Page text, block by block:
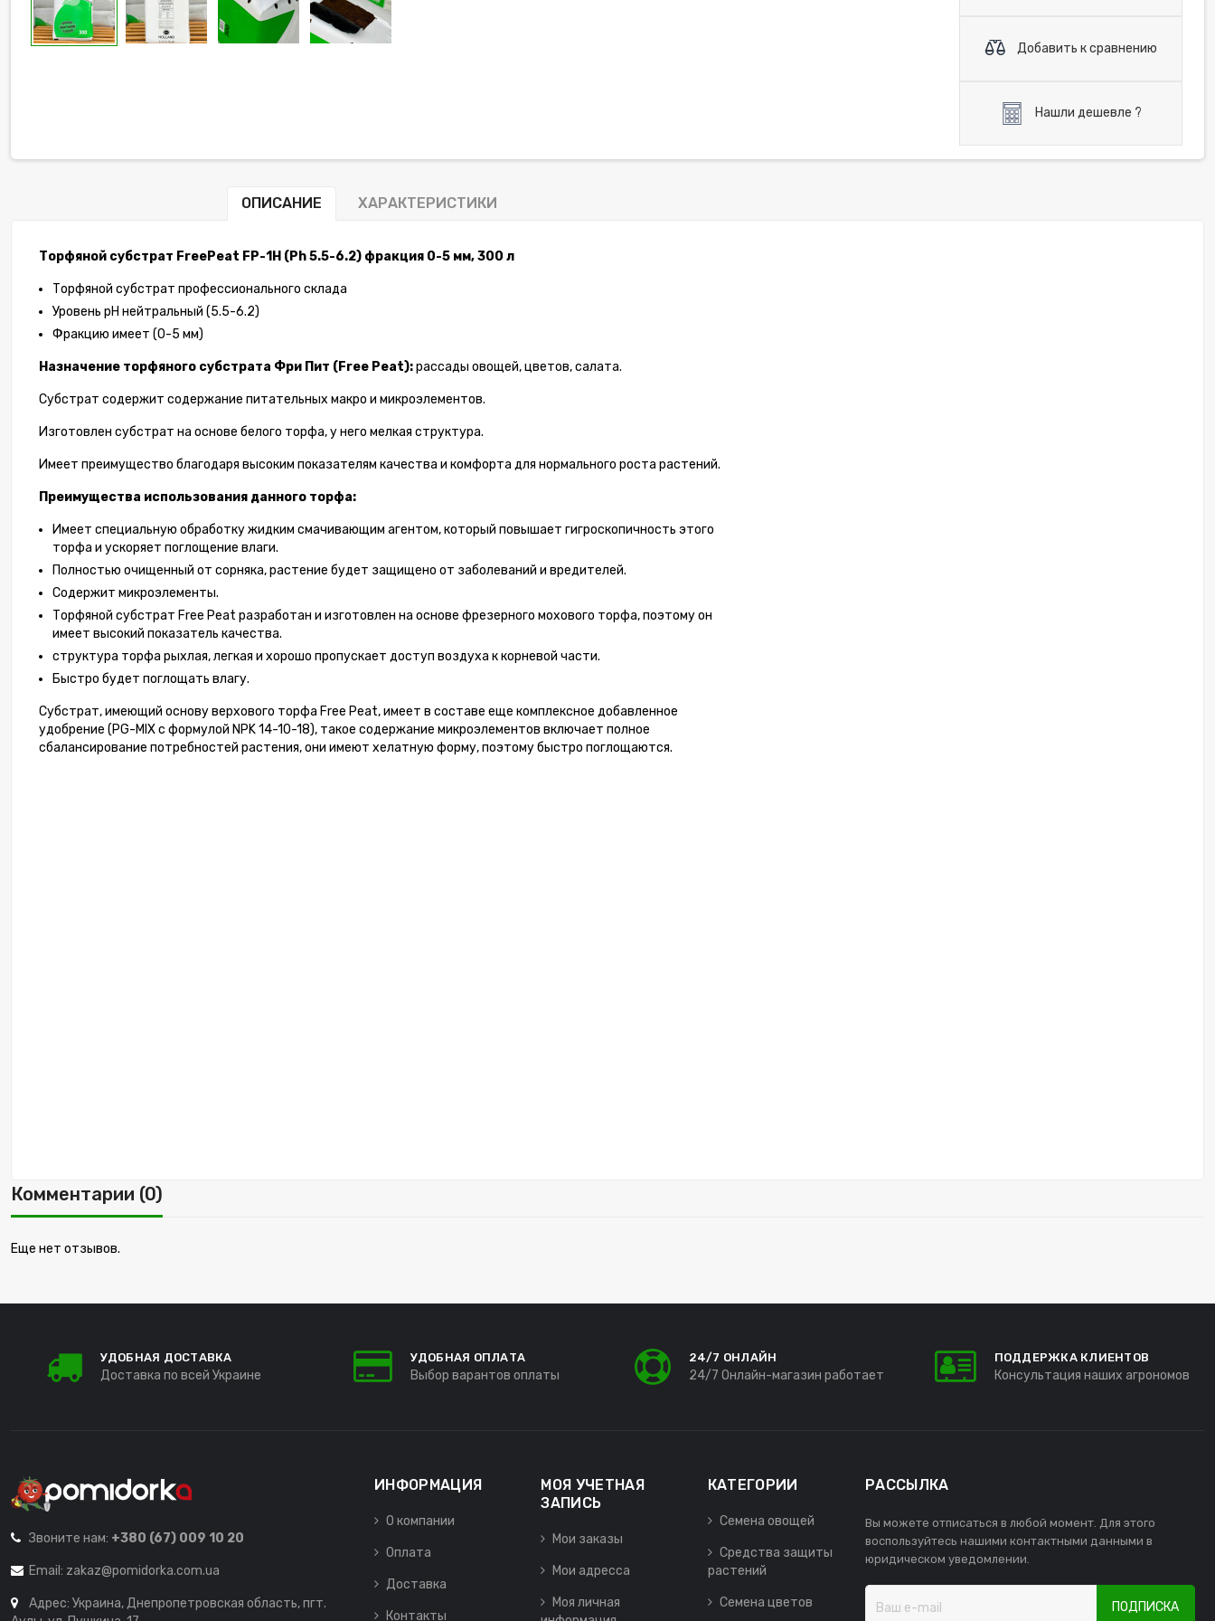
Добавить к сравнению
Нашли дешевле ?
ОПИСАНИЕ ХАРАКТЕРИСТИКИ
Торфяной субстрат FreePeat FP-1H (Ph 5.5-6.2) фракция 0-5 мм, 300 л
Торфяной субстрат профессионального склада
Уровень рН нейтральный (5.5-6.2)
Фракцию имеет (0-5 мм)
Назначение торфяного субстрата Фри Пит (Free Peat):рассады овощей, цветов, салата.
Субстрат содержит содержание питательных макро и микроэлементов.
Изготовлен субстрат на основе белого торфа, у него мелкая структура.
Имеет преимущество благодаря высоким показателям качества и комфорта для нормального роста растений.
Преимущества использования данного торфа:
Имеет специальную обработку жидким смачивающим агентом, который повышает гигроскопичность этого
торфа и ускоряет поглощение влаги.
Полностью очищенный от сорняка, растение будет защищено от заболеваний и вредителей.
Содержит микроэлементы.
Торфяной субстрат Free Peat разработан и изготовлен на основе фрезерного мохового торфа, поэтому он
имеет высокий показатель качества.
структура торфа рыхлая, легкая и хорошо пропускает доступ воздуха к корневой части.
Быстро будет поглощать влагу.
Субстрат, имеющий основу верхового торфа Free Peat, имеет в составе еще комплексное добавленное
удобрение (PG-MIX с формулой NPK 14-10-18), такое содержание микроэлементов включает полное
сбалансирование потребностей растения, они имеют хелатную форму, поэтому быстро поглощаются.
Комментарии (0)
Еще нет отзывов.
УДОБНАЯ ДОСТАВКА
Доставка по всей Украине
УДОБНАЯ ОПЛАТА
Выбор варантов оплаты
24/7 ОНЛАЙН
24/7 Онлайн-магазин работает
ПОДДЕРЖКА КЛИЕНТОВ
Консультация наших агрономов
Звоните нам: +380 (67) 009 10 20
Email: zakaz@pomidorka.com.ua
Адрес: Украина, Днепропетровская область, пгт.
ИНФОРМАЦИЯ
О компании
Оплата
Доставка
Контакты
МОЯ УЧЕТНАЯ
ЗАПИСЬ
Мои заказы
Мои адресса
Моя личная
КАТЕГОРИИ
Семена овощей
Средства защиты
растений
Семена цветов
РАССЫЛКА
Вы можете отписаться в любой момент. Для этого
воспользуйтесь нашими контактными данными в
юридическом уведомлении.
ПОДПИСКА